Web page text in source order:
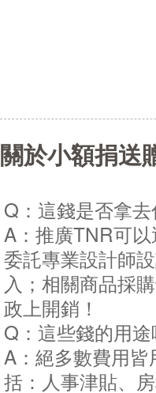
關於小額捐送
Q：這錢是否拿
A：推廣TNR可
委託專業設計師
入；相關商品採
政上開銷！
Q：這些錢的用
A：絕多數費用
括：人事津貼、